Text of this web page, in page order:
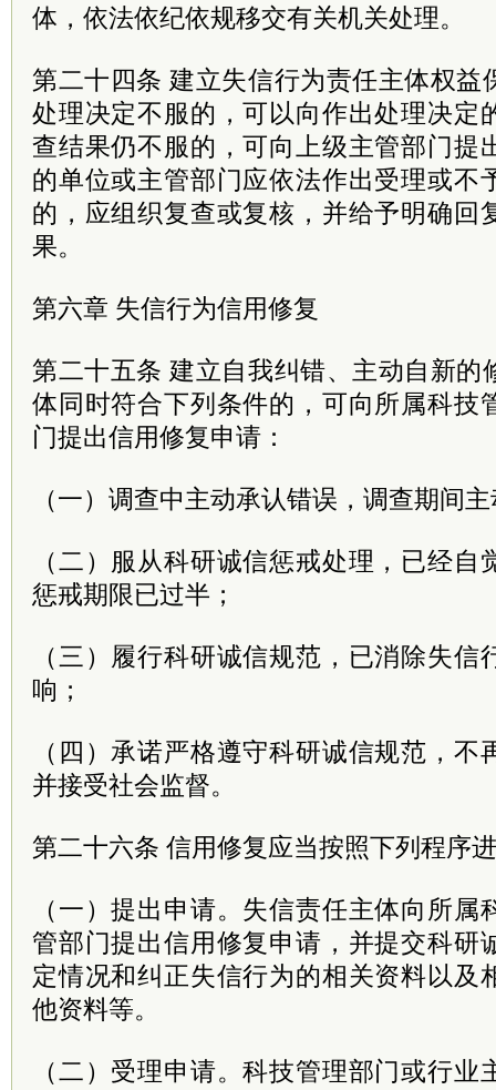
体，依法依纪依规移交有关机关处理。
第二十四条 建立失信行为责任主体权益
处理决定不服的，可以向作出处理决定
查结果仍不服的，可向上级主管部门提
的单位或主管部门应依法作出受理或不
的，应组织复查或复核，并给予明确回
果。
第六章 失信行为信用修复
第二十五条 建立自我纠错、主动自新的
体同时符合下列条件的，可向所属科技
门提出信用修复申请：
（一）调查中主动承认错误，调查期间
（二）服从科研诚信惩戒处理，已经
惩戒期限已过半；
（三）履行科研诚信规范，已消除失
响；
（四）承诺严格遵守科研诚信规范，
并接受社会监督。
第二十六条 信用修复应当按照下列程序
（一）提出申请。失信责任主体向所
管部门提出信用修复申请，并提交科研
定情况和纠正失信行为的相关资料以及
他资料等。
（二）受理申请。科技管理部门或行